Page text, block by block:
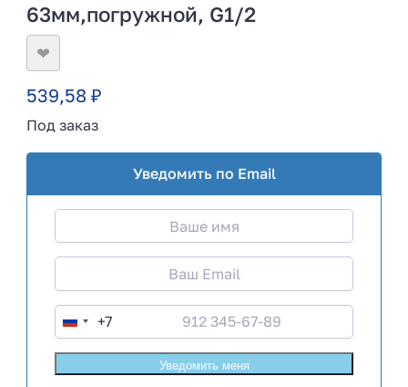
63мм,погружной, G1/2
❤
539,58 ₽
Под заказ
Уведомить по Email
R
u
s
+7